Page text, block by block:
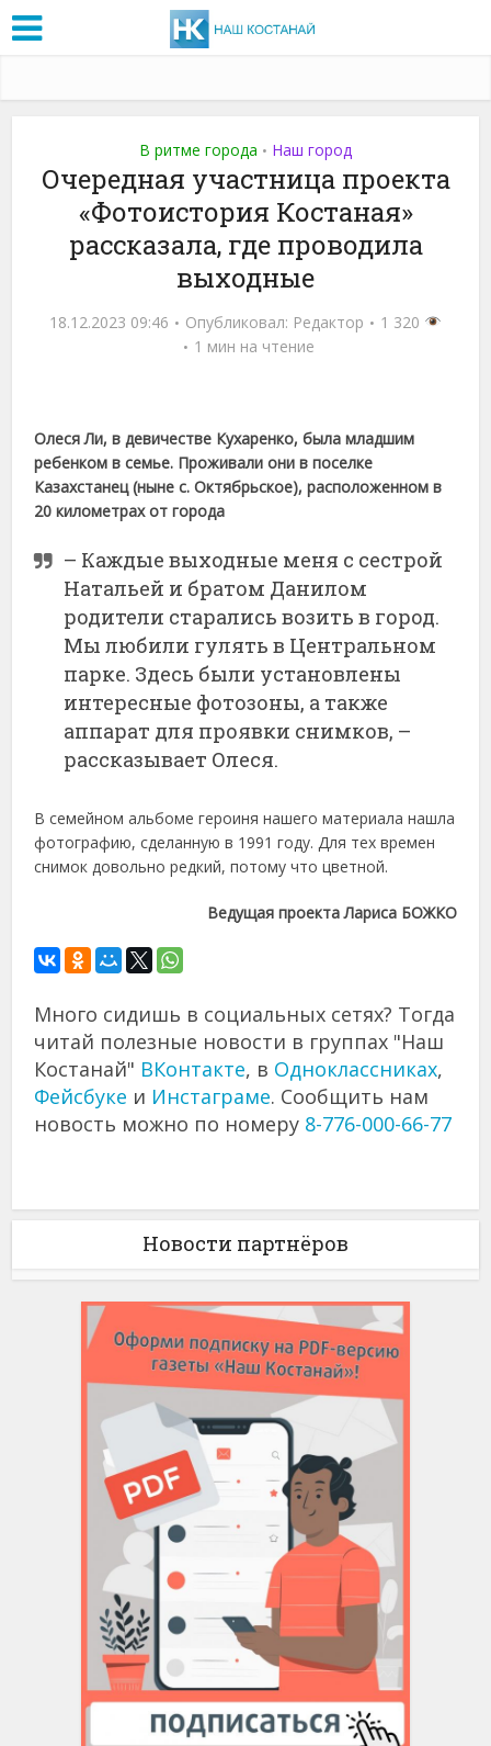
В ритме города • Наш город
Очередная участница проекта
«Фотоистория Костаная»
рассказала, где проводила
выходные
18.12.2023 09:46 Опубликовал: Редактор
1 320
1 мин на чтение
Олеся Ли, в девичестве Кухаренко, была младшим
ребенком в семье. Проживали они в поселке
Казахстанец (ныне с. Октябрьское), расположенном в
20 километрах от города
– Каждые выходные меня с сестрой
Натальей и братом Данилом
родители старались во­зить в город.
Мы любили гулять в Центральном
парке. Здесь были установлены
интересные фотозоны, а также
аппарат для проявки снимков, –
рассказывает Олеся.
В семейном альбоме героиня нашего материала нашла
фотографию, сделанную в 1991 году. Для тех времен
снимок довольно редкий, потому что цветной.
Ведущая проекта Лариса БОЖКО
Много сидишь в социальных сетях? Тогда
читай полезные новости в группах "Наш
Костанай" ВКонтакте, в Одноклассниках,
Фейсбуке и Инстаграме. Сообщить нам
новость можно по номеру 8-776-000-66-77
Новости партнёров